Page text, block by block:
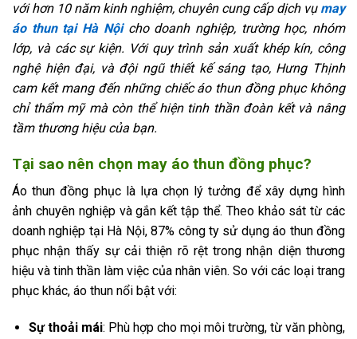
với hơn 10 năm kinh nghiệm, chuyên cung cấp dịch vụ may
áo thun tại Hà Nộicho doanh nghiệp, trường học, nhóm
lớp, và các sự kiện. Với quy trình sản xuất khép kín, công
nghệ hiện đại, và đội ngũ thiết kế sáng tạo, Hưng Thịnh
cam kết mang đến những chiếc áo thun đồng phục không
chỉ thẩm mỹ mà còn thể hiện tinh thần đoàn kết và nâng
tầm thương hiệu của bạn.
Tại sao nên chọn may áo thun đồng phục?
Áo thun đồng phục là lựa chọn lý tưởng để xây dựng hình
ảnh chuyên nghiệp và gắn kết tập thể. Theo khảo sát từ các
doanh nghiệp tại Hà Nội, 87% công ty sử dụng áo thun đồng
phục nhận thấy sự cải thiện rõ rệt trong nhận diện thương
hiệu và tinh thần làm việc của nhân viên. So với các loại trang
phục khác, áo thun nổi bật với:
Sự thoải mái: Phù hợp cho mọi môi trường, từ văn phòng,